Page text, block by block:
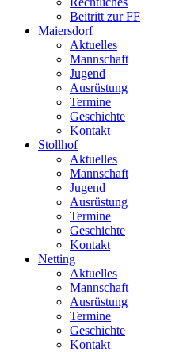
Beitritt zur FF
Maiersdorf
Aktuelles
Mannschaft
Jugend
Ausrüstung
Termine
Geschichte
Kontakt
Stollhof
Aktuelles
Mannschaft
Jugend
Ausrüstung
Termine
Geschichte
Kontakt
Netting
Aktuelles
Mannschaft
Ausrüstung
Termine
Geschichte
Kontakt